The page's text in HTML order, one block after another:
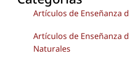
Artículos de Enseñanza
Artículos de Enseñanza
Naturales